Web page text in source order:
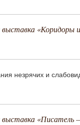
«Коридоры
незрячих и
«Писатель